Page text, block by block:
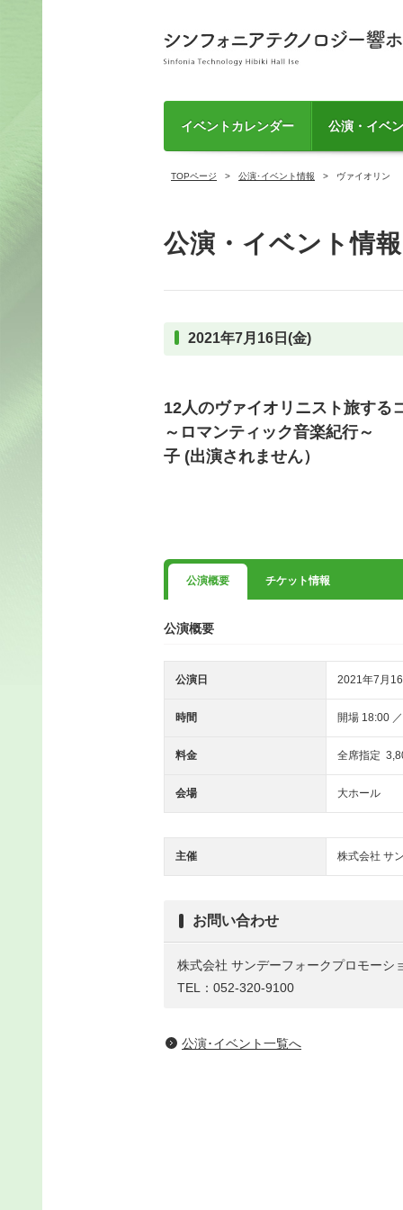
イベントカレンダー 公演・イベ
TOPページ 公演･イベント情報 ヴァイオリン
公演・イベント情報
2021年7月16日(金)
12人のヴァイオリニスト旅する
～ロマンティック音楽紀行
子 (出演されません）
公演概要 チケット情報
公演概要
公演日 2021年7月
時間 開場 18:00
料金 全席指定
会場 大ホール
主催 株式会社 サ
お問い合わせ
株式会社 サンデーフォークプロモーシ
TEL：052-320-9100
公演･イベント一覧へ